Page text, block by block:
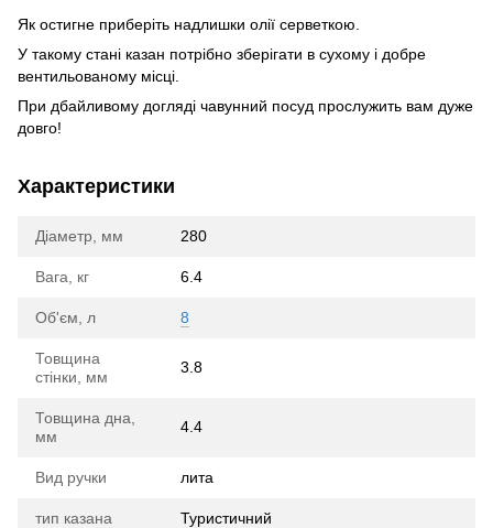
Як остигне приберіть надлишки олії серветкою.
У такому стані казан потрібно зберігати в сухому і добре
вентильованому місці.
При дбайливому догляді чавунний посуд прослужить вам дуже
довго!
Характеристики
Діаметр, мм 280
Вага, кг 6.4
Об'єм, л 8
Товщина
стінки, мм
3.8
Товщина дна,
мм
4.4
Вид ручки лита
тип казана Туристичний